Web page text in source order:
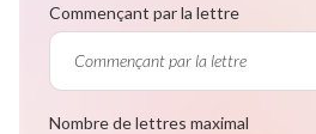
Commençant par la lettre
Nombre de lettres maximal